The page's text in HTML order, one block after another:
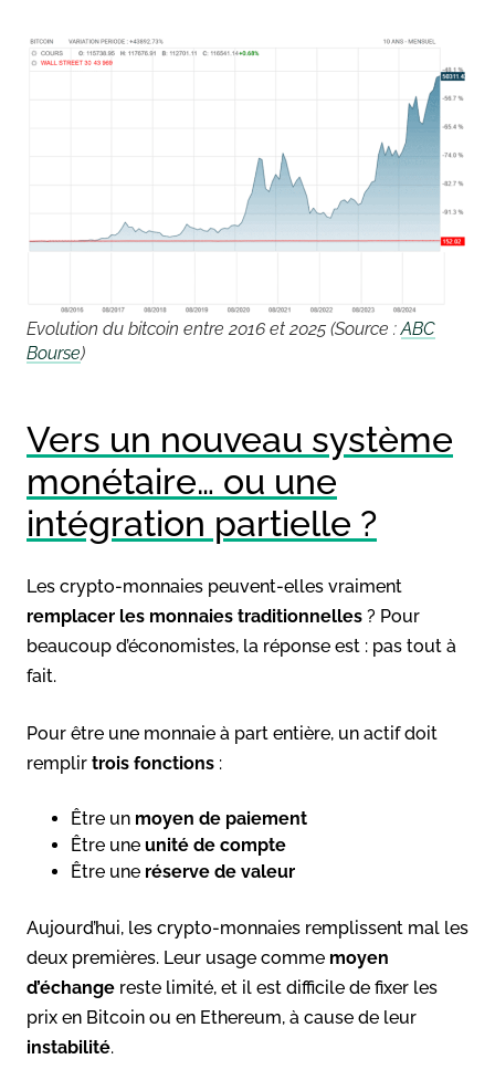
Evolution du bitcoin entre 2016 et 2025 (Source :ABC
Bourse)
Vers un nouveau système
monétaire… ou une
intégration partielle ?
Les crypto-monnaies peuvent-elles vraiment
remplacer les monnaies traditionnelles ? Pour
beaucoup d’économistes, la réponse est : pas tout à
fait.
Pour être une monnaie à part entière, un actif doit
remplir trois fonctions :
Être un moyen de paiement
Être une unité de compte
Être une réserve de valeur
Aujourd’hui, les crypto-monnaies remplissent mal les
deux premières. Leur usage comme moyen
d’échange reste limité, et il est difficile de fixer les
prix en Bitcoin ou en Ethereum, à cause de leur
instabilité.